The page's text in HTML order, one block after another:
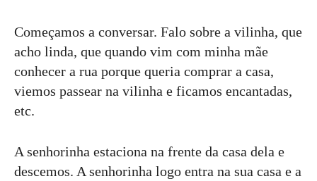
Começamos a conversar. Falo sobre a vilinha, que
acho linda, que quando vim com minha mãe
conhecer a rua porque queria comprar a casa,
viemos passear na vilinha e ficamos encantadas,
etc.
A senhorinha estaciona na frente da casa dela e
descemos. A senhorinha logo entra na sua casa e a